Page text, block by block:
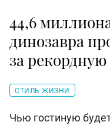
44,6
динозавра
за
СТИЛЬ ЖИЗНИ
Чью гостиную